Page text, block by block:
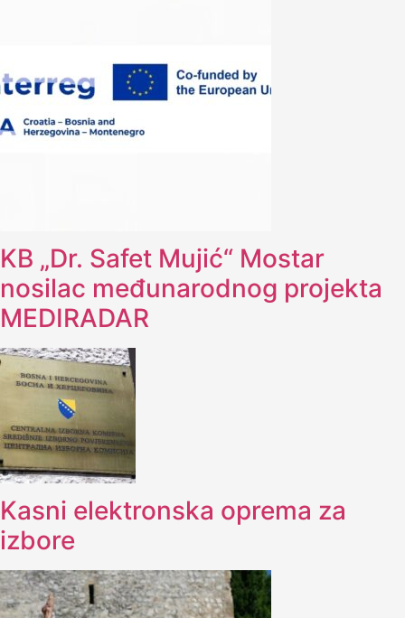
KB „Dr. Safet Mujić“ Mostar
nosilac međunarodnog projekta
MEDIRADAR
Kasni elektronska oprema za
izbore